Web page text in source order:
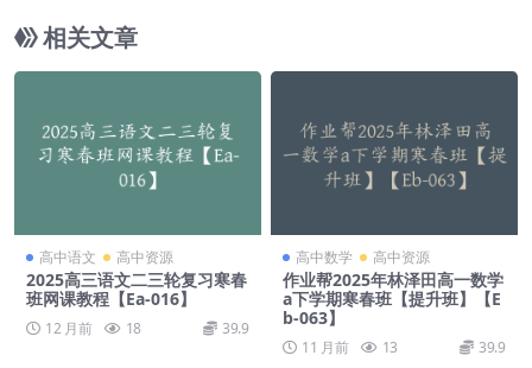
相关文章
高中语文 高中资源
2025高三语文二三轮复习寒春
班网课教程【Ea-016】
12 月前 18 39.9
高中数学 高中资源
作业帮2025年林泽田高一数学
a下学期寒春班【提升班】【E
b-063】
11 月前 13 39.9